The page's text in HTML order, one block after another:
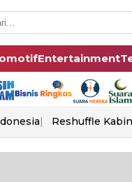
Entertainment
Reshuffle